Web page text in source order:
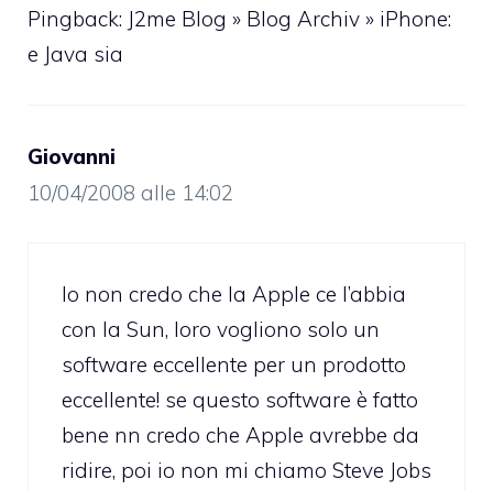
Pingback: J2me Blog » Blog Archiv » iPhone:
e Java sia
Giovanni
10/04/2008 alle 14:02
Io non credo che la Apple ce l’abbia
con la Sun, loro vogliono solo un
software eccellente per un prodotto
eccellente! se questo software è fatto
bene nn credo che Apple avrebbe da
ridire, poi io non mi chiamo Steve Jobs